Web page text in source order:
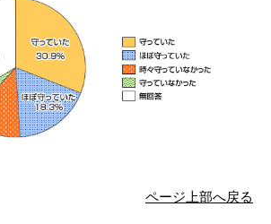
ページ上部へ戻る